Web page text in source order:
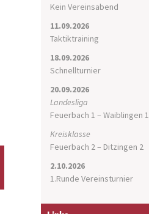
Kein Vereinsabend
11.09.2026
Taktiktraining
18.09.2026
Schnellturnier
20.09.2026
Landesliga
Feuerbach 1 – Waiblingen 1
Kreisklasse
Feuerbach 2 – Ditzingen 2
2.10.2026
1.Runde Vereinsturnier